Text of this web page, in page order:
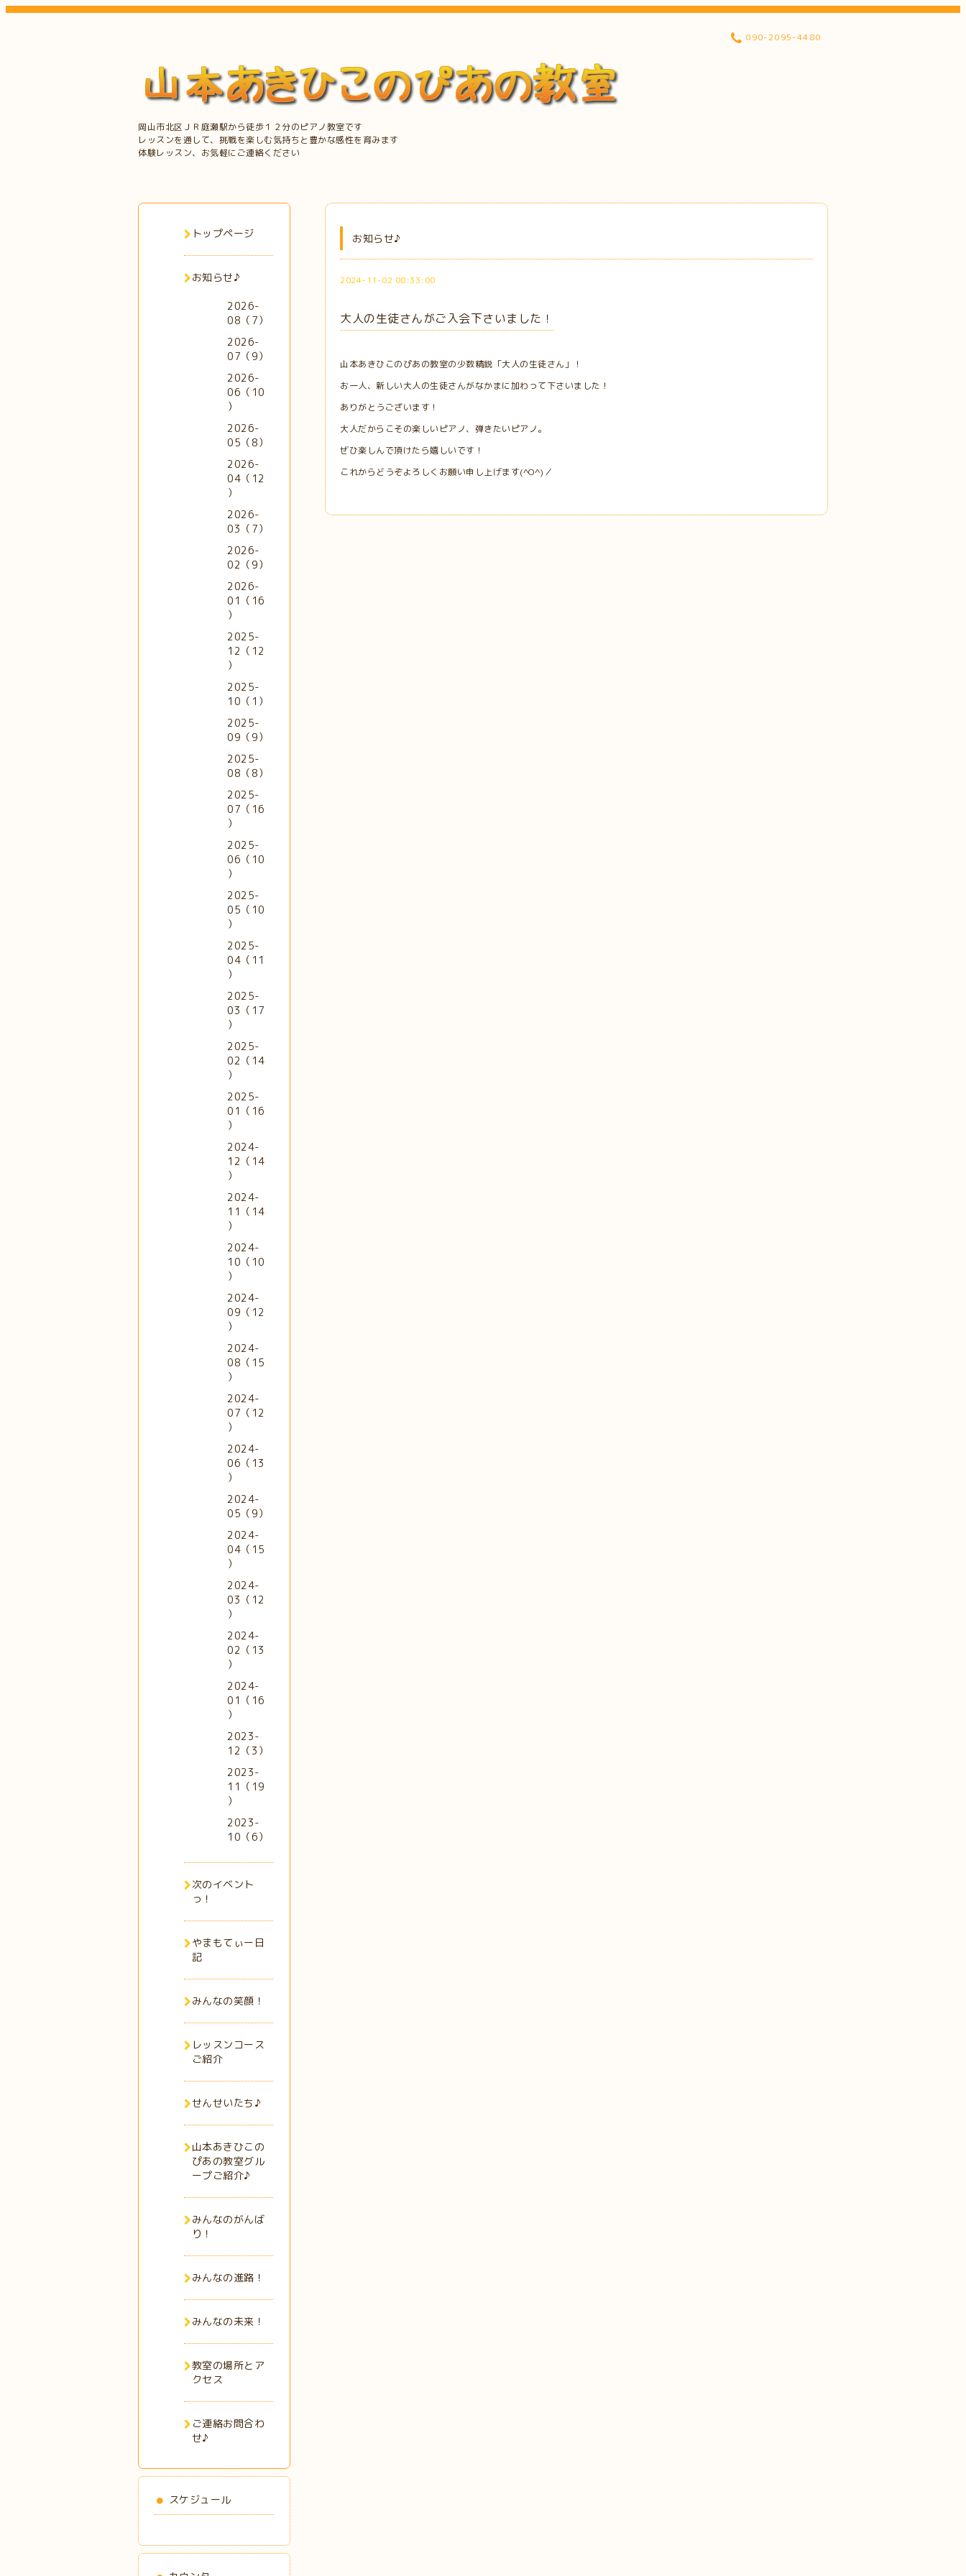
岡山市北区ＪＲ庭瀬駅から徒歩１２分のピアノ教室です
レッスンを通して、挑戦を楽しむ気持ちと豊かな感性を育みます
体験レッスン、お気軽にご連絡ください
090-2095-4480
お知らせ♪
2024-11-02 08:33:00
大人の生徒さんがご入会下さいました！
山本あきひこのぴあの教室の少数精鋭「大人の生徒さん」！
お一人、新しい大人の生徒さんがなかまに加わって下さいました！
ありがとうございます！
大人だからこその楽しいピアノ、弾きたいピアノ。
ぜひ楽しんで頂けたら嬉しいです！
これからどうぞよろしくお願い申し上げます(^O^)／
トップページ
お知らせ♪
2026-
08（7）
2026-
07（9）
2026-
06（10
）
2026-
05（8）
2026-
04（12
）
2026-
03（7）
2026-
02（9）
2026-
01（16
）
2025-
12（12
）
2025-
10（1）
2025-
09（9）
2025-
08（8）
2025-
07（16
）
2025-
06（10
）
2025-
05（10
）
2025-
04（11
）
2025-
03（17
）
2025-
02（14
）
2025-
01（16
）
2024-
12（14
）
2024-
11（14
）
2024-
10（10
）
2024-
09（12
）
2024-
08（15
）
2024-
07（12
）
2024-
06（13
）
2024-
05（9）
2024-
04（15
）
2024-
03（12
）
2024-
02（13
）
2024-
01（16
）
2023-
12（3）
2023-
11（19
）
2023-
10（6）
次のイベント
っ！
やまもてぃー日
記
みんなの笑顔！
レッスンコース
ご紹介
せんせいたち♪
山本あきひこの
ぴあの教室グル
ープご紹介♪
みんなのがんば
り！
みんなの進路！
みんなの未来！
教室の場所とア
クセス
ご連絡お問合わ
せ♪
スケジュール